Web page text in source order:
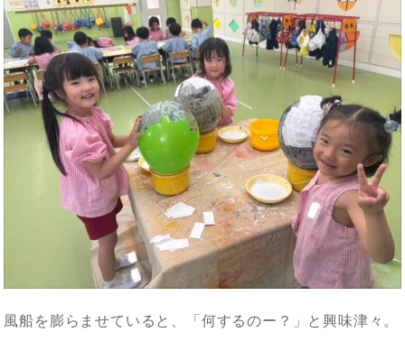
風船を膨らませていると、「何するのー？」と興味津々。